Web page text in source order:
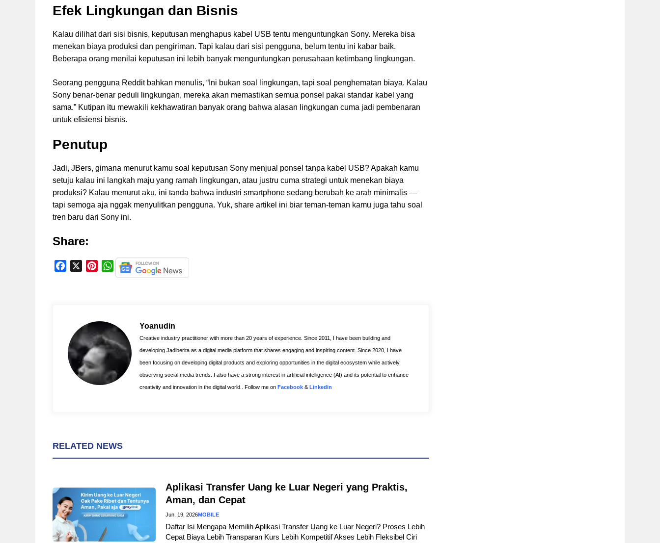
Efek Lingkungan dan Bisnis
Kalau dilihat dari sisi bisnis, keputusan menghapus kabel USB tentu menguntungkan Sony. Mereka bisa
menekan biaya produksi dan pengiriman. Tapi kalau dari sisi pengguna, belum tentu ini kabar baik.
Beberapa orang menilai keputusan ini lebih banyak menguntungkan perusahaan ketimbang lingkungan.
Seorang pengguna Reddit bahkan menulis, “Ini bukan soal lingkungan, tapi soal penghematan biaya. Kalau
Sony benar-benar peduli lingkungan, mereka akan memastikan semua ponsel pakai standar kabel yang
sama.” Kutipan itu mewakili kekhawatiran banyak orang bahwa alasan lingkungan cuma jadi pembenaran
untuk efisiensi bisnis.
Penutup
Jadi, JBers, gimana menurut kamu soal keputusan Sony menjual ponsel tanpa kabel USB? Apakah kamu
setuju kalau ini langkah maju yang ramah lingkungan, atau justru cuma strategi untuk menekan biaya
produksi? Kalau menurut aku, ini tanda bahwa industri smartphone sedang berubah ke arah minimalis —
tapi semoga aja nggak menyulitkan pengguna. Yuk, share artikel ini biar teman-teman kamu juga tahu soal
tren baru dari Sony ini.
Share:
k
r
e
s
t
W
h
A
p
p
Yoanudin
Creative industry practitioner with more than 20 years of experience. Since 2011, I have been building and
developing Jadiberita as a digital media platform that shares engaging and inspiring content. Since 2020, I have
been focusing on developing digital products and exploring opportunities in the digital ecosystem while actively
observing social media trends. I also have a strong interest in artificial intelligence (AI) and its potential to enhance
creativity and innovation in the digital world.. Follow me on Facebook & Linkedin
RELATED NEWS
Aplikasi Transfer Uang ke Luar Negeri yang Praktis,
Aman, dan Cepat
Jun. 19, 2026MOBILE
Daftar Isi Mengapa Memilih Aplikasi Transfer Uang ke Luar Negeri? Proses Lebih
Cepat Biaya Lebih Transparan Kurs Lebih Kompetitif Akses Lebih Fleksibel Ciri